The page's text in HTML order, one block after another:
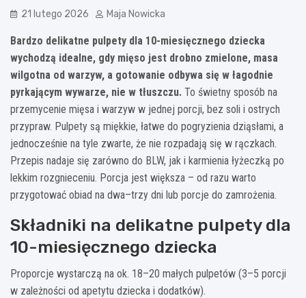
21 lutego 2026 Maja Nowicka
Bardzo delikatne pulpety dla 10-miesięcznego dziecka
wychodzą idealne, gdy mięso jest drobno zmielone, masa
wilgotna od warzyw, a gotowanie odbywa się w łagodnie
pyrkającym wywarze, nie w tłuszczu. To świetny sposób na
przemycenie mięsa i warzyw w jednej porcji, bez soli i ostrych
przypraw. Pulpety są miękkie, łatwe do pogryzienia dziąsłami, a
jednocześnie na tyle zwarte, że nie rozpadają się w rączkach.
Przepis nadaje się zarówno do BLW, jak i karmienia łyżeczką po
lekkim rozgnieceniu. Porcja jest większa – od razu warto
przygotować obiad na dwa–trzy dni lub porcje do zamrożenia.
Składniki na delikatne pulpety dla
10-miesięcznego dziecka
Proporcje wystarczą na ok. 18–20 małych pulpetów (3–5 porcji
w zależności od apetytu dziecka i dodatków).